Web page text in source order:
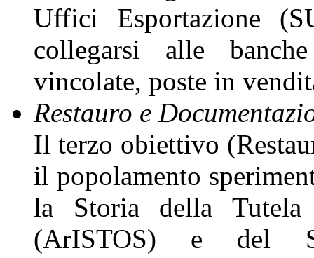
Uffici Esportazione
collegarsi alle
vincolate, poste in
Restauro e
Il terzo obiettivo
il popolamento
la Storia della Tutela
(ArISTOS) e del